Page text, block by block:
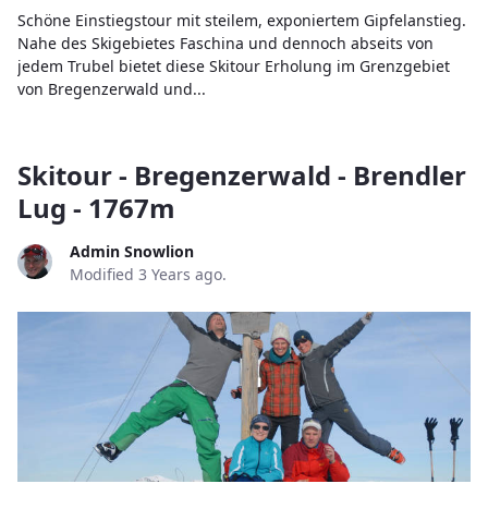
Schöne Einstiegstour mit steilem, exponiertem Gipfelanstieg.
Nahe des Skigebietes Faschina und dennoch abseits von
jedem Trubel bietet diese Skitour Erholung im Grenzgebiet
von Bregenzerwald und...
Skitour - Bregenzerwald - Brendler
Lug - 1767m
Admin Snowlion
Modified 3 Years ago.